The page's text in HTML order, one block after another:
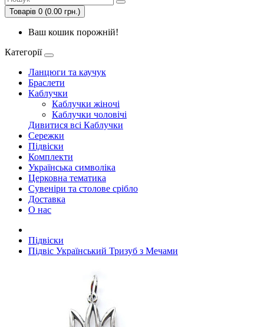
Товарів 0 (0.00 грн.)
Ваш кошик порожній!
Категорії
Ланцюги та каучук
Браслети
Каблучки
Каблучки жіночі
Каблучки чоловічі
Дивитися всі Каблучки
Сережки
Підвіски
Комплекти
Українська символiка
Церковна тематика
Сувеніри та столове срібло
Доставка
О нас
Підвіски
Підвіс Український Тризуб з Мечами